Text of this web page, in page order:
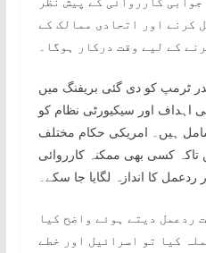
کرنے اور اتحادی ممالک کے
کے لیے وقت درکار ہوگا۔
ٹرمپ کو دی گئی بریفنگ میں
اہداف اور سیکیورٹی نظام کو
شامل ہیں۔ امریکی حکام مختلف
کسی بھی ممکنہ کارروائی
ردعمل کا اندازہ لگایا جا سکے۔
ردعمل دیتے ہوئے واضح کیا
کیا تو اسرائیل اور خطے